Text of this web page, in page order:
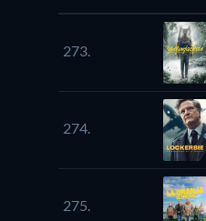
273.
274.
275.